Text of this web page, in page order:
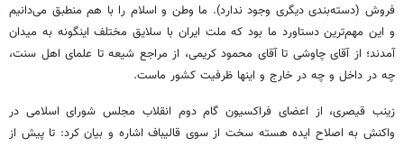
فروش (دسته‌بندی دیگری وجود ندارد). ما وطن و اسلام را با هم منطبق می‌دانیم
و این مهم‌ترین دستاورد ما بود که ملت ایران با سلایق مختلف اینگونه به میدان
آمدند؛ از آقای چاوشی تا آقای محمود کریمی، از مراجع شیعه تا علمای اهل سنت،
چه در داخل و چه در خارج و اینها ظرفیت کشور ماست.
زینب قیصری، از اعضای فراکسیون گام دوم انقلاب مجلس شورای اسلامی در
واکنش به اصلاح ایده هسته سخت از سوی قالیباف اشاره و بیان کرد: تا پیش از